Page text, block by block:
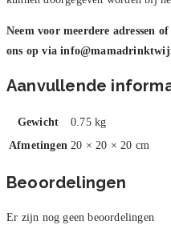
Neem voor meerdere adressen
ons op via
Aanvullende
Gewicht
0.75 kg
Afmetingen 20 × 20 × 20 cm
Beoordelingen
Er zijn nog geen beoordelingen